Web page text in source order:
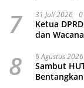
7 31 Juli 2026
Ketua
dan
8 6 Agustus 2026
Sambut